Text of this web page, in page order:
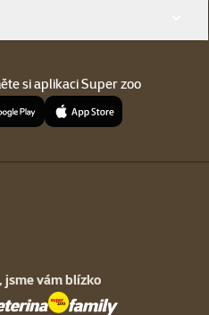
si aplikaci Super zoo
jsme vám blízko